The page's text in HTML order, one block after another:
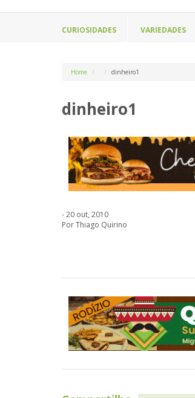
CURIOSIDADES VARIEDADES
Home dinheiro1
dinheiro1
- 20 out, 2010
Por Thiago Quirino